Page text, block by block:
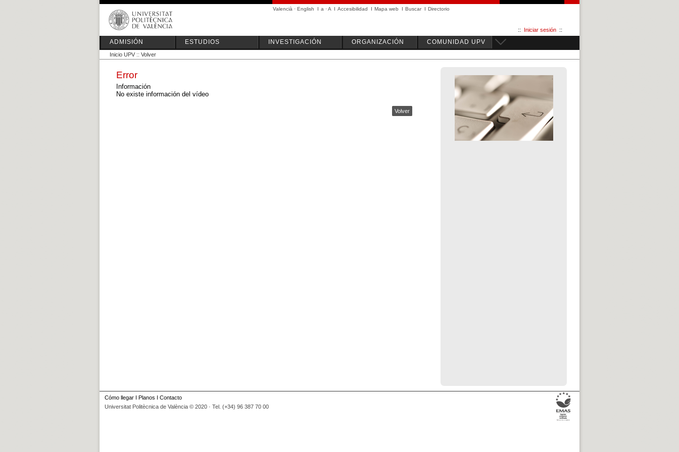
Valencià · English I a ·A I Accesibilidad I Mapa web I Buscar I Directorio
:: Iniciar sesión ::
ADMISIÓN ESTUDIOS INVESTIGACIÓN ORGANIZACIÓN COMUNIDAD UPV
Inicio UPV :: Volver
Error
Información
No existe información del vídeo
Volver
Cómo llegar I Planos I Contacto
Universitat Politècnica de València © 2020 · Tel. (+34) 96 387 70 00